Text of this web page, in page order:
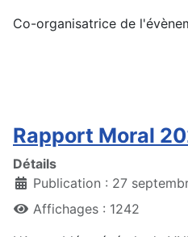
Co-organisatrice de
Rapport Moral
Détails
Publication : 27
Affichages : 1242